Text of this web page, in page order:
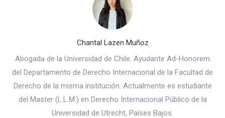
Chantal Lazen Muñoz
Abogada de la Universidad de Chile. Ayudante Ad-Honorem
del Departamento de Derecho Internacional de la Facultad de
Derecho de la misma institución. Actualmente es estudiante
del Master (L.L.M.) en Derecho Internacional Público de la
Universidad de Utrecht, Países Bajos.